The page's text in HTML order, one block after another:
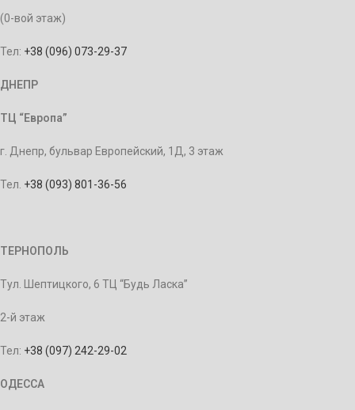
(0-вой этаж)
Тел: +38 (096) 073-29-37
ДНЕПР
ТЦ “Европа”
г. Днепр, бульвар Европейский, 1Д, 3 этаж
Тел. +38 (093) 801-36-56
ТЕРНОПОЛЬ
Тул. Шептицкого, 6 ТЦ “Будь Ласка”
2-й этаж
Тел: +38 (097) 242-29-02
ОДЕССА